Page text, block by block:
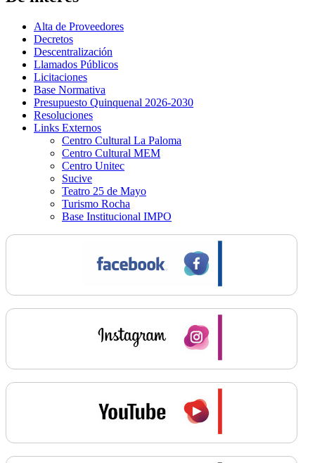
Alta de Proveedores
Decretos
Descentralización
Llamados Públicos
Licitaciones
Base Normativa
Presupuesto Quinquenal 2026-2030
Resoluciones
Links Externos
Centro Cultural La Paloma
Centro Cultural MEM
Centro Unitec
Sucive
Teatro 25 de Mayo
Turismo Rocha
Base Institucional IMPO